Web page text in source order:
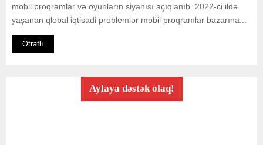
mobil proqramlar və oyunların siyahısı açıqlanıb. 2022-ci ildə
yaşanan qlobal iqtisadi problemlər mobil proqramlar bazarına...
Ətraflı
Aylaya dəstək olaq!